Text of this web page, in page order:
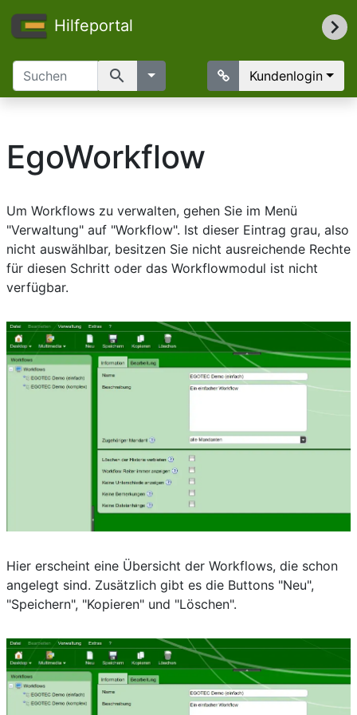
Hilfeportal
search Kundenlogin
EgoWorkflow
Um Workflows zu verwalten, gehen Sie im Menü
"Verwaltung" auf "Workflow". Ist dieser Eintrag grau, also
nicht auswählbar, besitzen Sie nicht ausreichende Rechte
für diesen Schritt oder das Workflowmodul ist nicht
verfügbar.
Hier erscheint eine Übersicht der Workflows, die schon
angelegt sind. Zusätzlich gibt es die Buttons "Neu",
"Speichern", "Kopieren" und "Löschen".